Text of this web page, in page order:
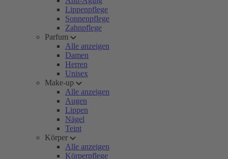
Lippenpflege
Sonnenpflege
Zahnpflege
Parfum
Alle anzeigen
Damen
Herren
Unisex
Make-up
Alle anzeigen
Augen
Lippen
Nägel
Teint
Körper
Alle anzeigen
Körperpflege